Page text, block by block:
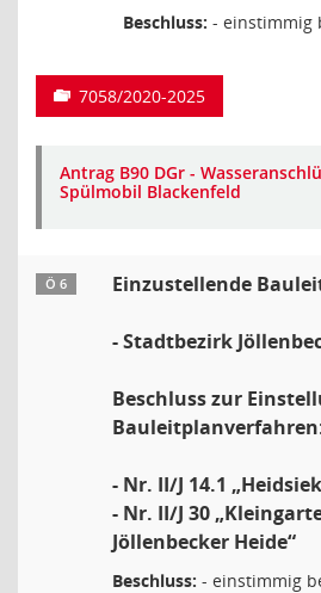
Beschluss: - einstimmig
7058/2020-2025
Antrag B90 DGr -
Spülmobil Blackenfeld
Ö 6 Einzustellende
- Stadtbezirk
Beschluss zur
- Nr. II/J 14.1
- Nr. II/J 30
Jöllenbecker Heide“
Beschluss: - einstimmig